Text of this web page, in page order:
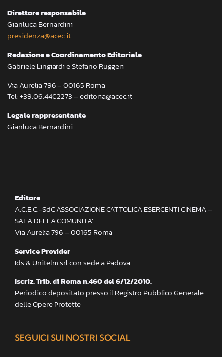
Direttore responsabile
Gianluca Bernardini
presidenza@acec.it
Redazione e Coordinamento Editoriale
Gabriele Lingiardi e Stefano Ruggeri
Via Aurelia 796 – 00165 Roma
Tel: +39.06.4402273 – editoria@acec.it
Legale rappresentante
Gianluca Bernardini
Editore
A.C.E.C.-SdC ASSOCIAZIONE CATTOLICA ESERCENTI CINEMA –
SALA DELLA COMUNITA’
Via Aurelia 796 – 00165 Roma
Service Provider
Ids & Unitelm srl con sede a Padova
Iscriz. Trib. di Roma n.460 del 6/12/2010.
Periodico depositato presso il Registro Pubblico Generale
delle Opere Protette
SEGUICI SUI NOSTRI SOCIAL